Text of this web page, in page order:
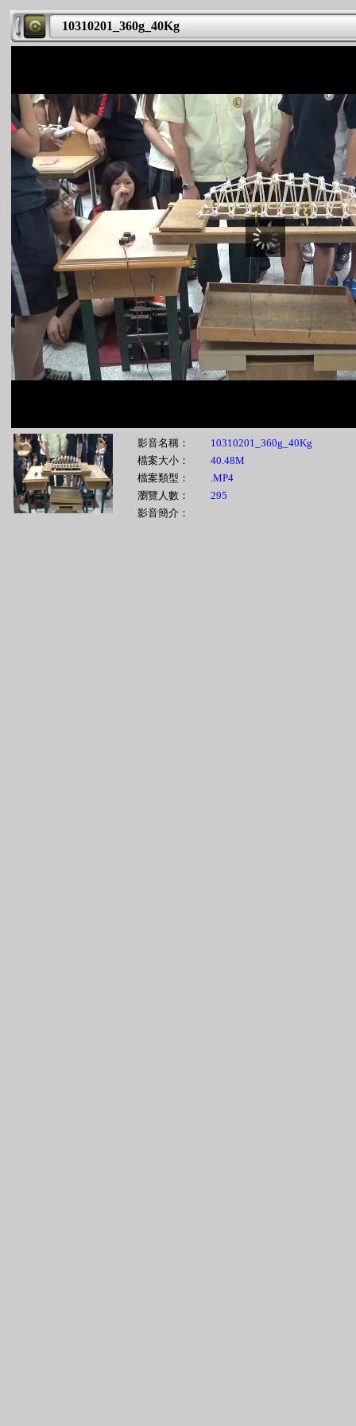
10310201_360g_40Kg
影音名稱：
10310201_360g_40Kg
檔案大小：
40.48M
檔案類型：
.MP4
瀏覽人數：
295
影音簡介：